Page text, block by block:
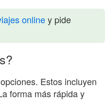
onliney pide
Estos incluyen
forma más rápida y